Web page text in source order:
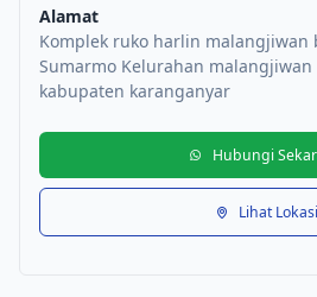
Alamat
Komplek ruko harlin malangjiwan
Sumarmo Kelurahan
kabupaten karanganyar
Hubungi
Lihat Lokasi